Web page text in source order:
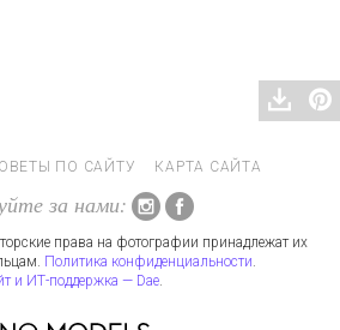
ПО САЙТУ КАРТА САЙТА
за нами:
права на фотографии принадлежат их
Политика конфиденциальности.
и ИТ-поддержка — Dae.